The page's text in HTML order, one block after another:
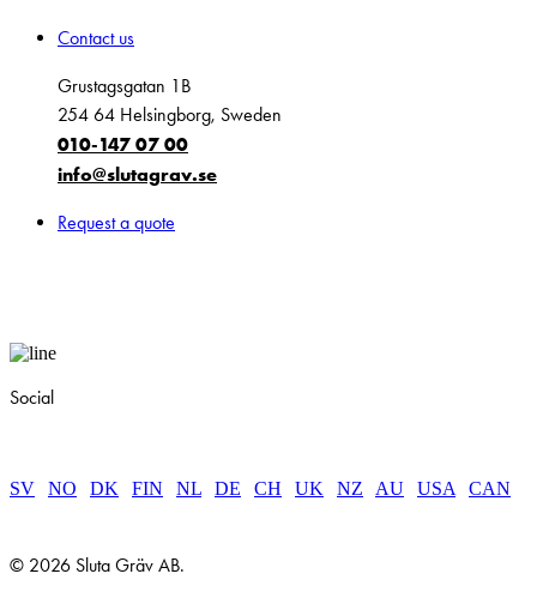
Contact us
Grustagsgatan 1B
254 64 Helsingborg, Sweden
010-147 07 00
info@slutagrav.se
Request a quote
Social
SV NO DK FIN NL DE CH UK NZ AU USA CAN
© 2026 Sluta Gräv AB.